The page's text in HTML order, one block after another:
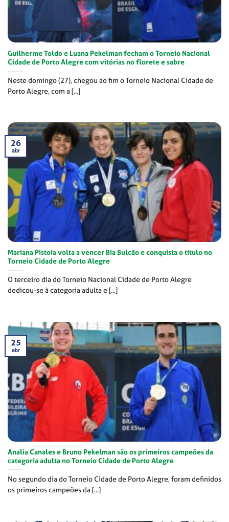
Guilherme Toldo e Luana Pekelman fecham o Torneio Nacional
Cidade de Porto Alegre com vitórias no florete e sabre
Neste domingo (27), chegou ao fim o Torneio Nacional Cidade de
Porto Alegre, com a [...]
Mariana Pistoia volta a vencer Bia Bulcão e conquista o título no
Torneio Cidade de Porto Alegre
O terceiro dia do Torneio Nacional Cidade de Porto Alegre
dedicou-se à categoria adulta e [...]
26
abr
Analia Canales e Bruno Pekelman são os primeiros campeões da
categoria adulta no Torneio Cidade de Porto Alegre
No segundo dia do Torneio Cidade de Porto Alegre, foram definidos
os primeiros campeões da [...]
25
abr